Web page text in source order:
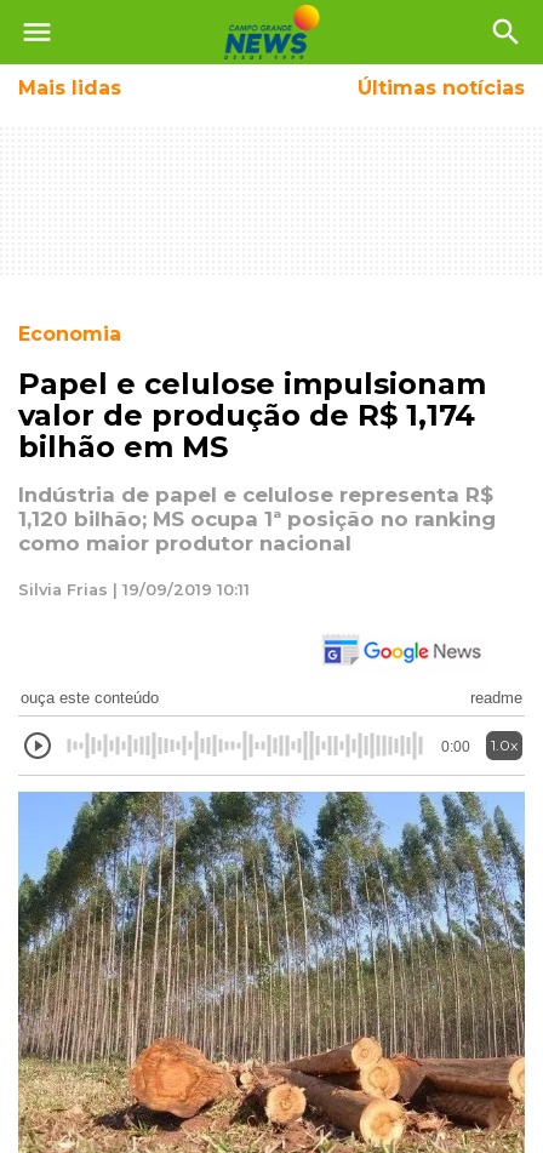
menu search
Mais lidas Últimas notícias
Economia
Papel e celulose impulsionam
valor de produção de R$ 1,174
bilhão em MS
Indústria de papel e celulose representa R$
1,120 bilhão; MS ocupa 1ª posição no ranking
como maior produtor nacional
Silvia Frias | 19/09/2019 10:11
ouça este conteúdo readme
0:00 1.0x